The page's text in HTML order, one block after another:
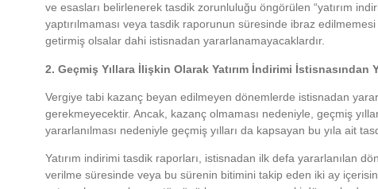
ve esasları belirlenerek tasdik zorunluluğu öngörülen “yatırım
yaptırılmaması veya tasdik raporunun süresinde ibraz
getirmiş olsalar dahi istisnadan yararlanamayacaklardır.
2. Geçmiş Yıllara İlişkin Olarak Yatırım İndirimi İstisnasından
Vergiye tabi kazanç beyan edilmeyen dönemlerde istisnadan
gerekmeyecektir. Ancak, kazanç olmaması nedeniyle, geçmiş
yararlanılması nedeniyle geçmiş yılları da kapsayan bu yıla ait
Yatırım indirimi tasdik raporları, istisnadan ilk defa yararlanılan
verilme süresinde veya bu sürenin bitimini takip eden iki ay